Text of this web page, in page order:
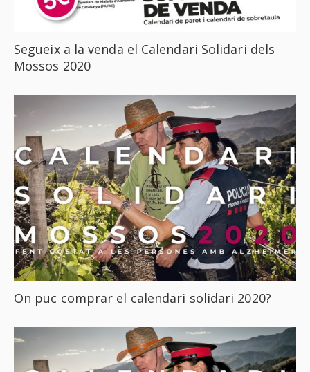
Segueix a la venda el Calendari Solidari dels
Mossos 2020
On puc comprar el calendari solidari 2020?